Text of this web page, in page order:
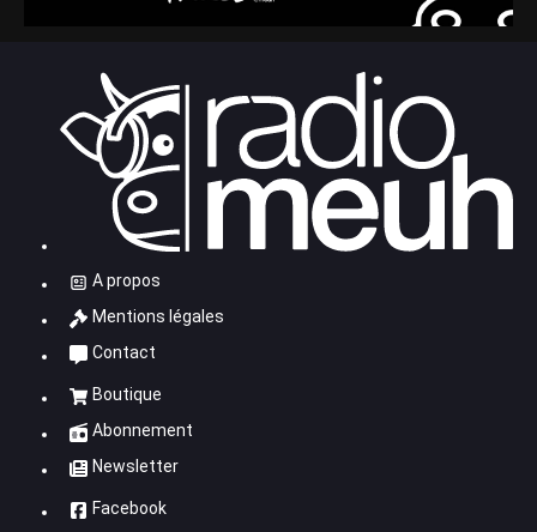
A propos
Mentions légales
Contact
Boutique
Abonnement
Newsletter
Facebook